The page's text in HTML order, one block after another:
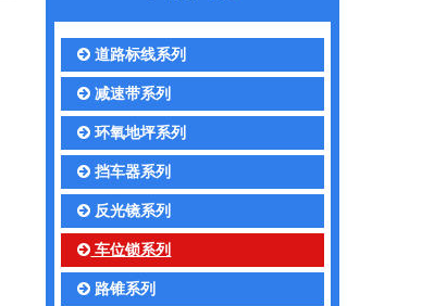
道路标线系列
减速带系列
环氧地坪系列
挡车器系列
反光镜系列
车位锁系列
路锥系列